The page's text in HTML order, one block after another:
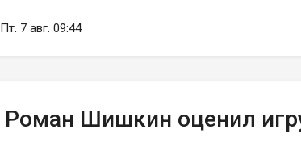
Пт. 7 авг. 09:44
Роман Шишкин оценил